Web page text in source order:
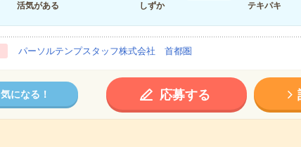
活気がある
しずか
テキパキ
パーソルテンプスタッフ株式会社 首都圏
気になる！ 応募する